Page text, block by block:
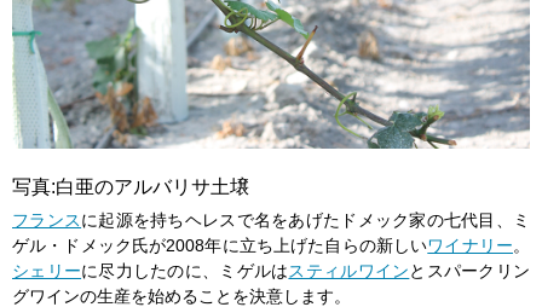
写真:白亜のアルバリサ土壌
フランスに起源を持ちヘレスで名をあげたドメック家の七代目、ミ
ゲル・ドメック氏が2008年に立ち上げた自らの新しいワイナリー。
シェリーに尽力したのに、ミゲルはスティルワインとスパークリン
グワインの生産を始めることを決意します。